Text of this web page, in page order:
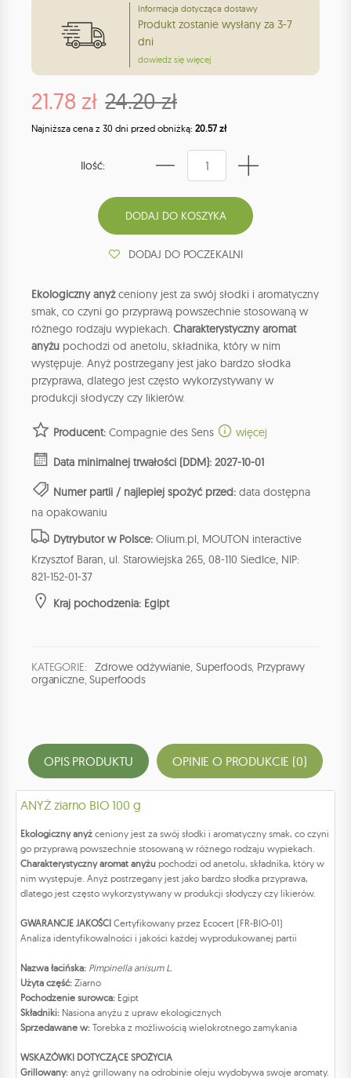
Informacja dotycząca dostawy
Produkt zostanie wysłany za 3-7
dni
dowiedz się więcej
21.78 zł 24.20 zł
Najniższa cena z 30 dni przed obniżką: 20.57 zł
Ilość:
DODAJ DO POCZEKALNI
Ekologiczny anyżceniony jest za swój słodki i aromatyczny
smak, co czyni go przyprawą powszechnie stosowaną w
różnego rodzaju wypiekach. Charakterystyczny aromat
anyżu pochodzi od anetolu, składnika, który w nim
występuje. Anyż postrzegany jest jako bardzo słodka
przyprawa, dlatego jest często wykorzystywany w
produkcji słodyczy czy likierów.
Producent: Compagnie des Sens więcej
Data minimalnej trwałości (DDM): 2027-10-01
Numer partii / najlepiej spożyć przed: data dostępna
na opakowaniu
Dytrybutor w Polsce: Olium.pl, MOUTON interactive
Krzysztof Baran, ul. Starowiejska 265, 08-110 Siedlce, NIP:
821-152-01-37
Kraj pochodzenia: Egipt
KATEGORIE: Zdrowe odżywianie, Superfoods, Przyprawy
organiczne,Superfoods
OPIS PRODUKTU OPINIE O PRODUKCIE (0)
ANYŻ ziarno BIO 100 g
Ekologiczny anyż ceniony jest za swój słodki i aromatyczny smak, co czyni
go przyprawą powszechnie stosowaną w różnego rodzaju wypiekach.
Charakterystyczny aromat anyżu pochodzi od anetolu, składnika, który w
nim występuje. Anyż postrzegany jest jako bardzo słodka przyprawa,
dlatego jest często wykorzystywany w produkcji słodyczy czy likierów.
GWARANCJE JAKOŚCI Certyfikowany przez Ecocert (FR-BIO-01)
Analiza identyfikowalności i jakości każdej wyprodukowanej partii
Nazwa łacińska: Pimpinella anisum L.
Użyta część: Ziarno
Pochodzenie surowca: Egipt
Składniki: Nasiona anyżu z upraw ekologicznych
Sprzedawane w: Torebka z możliwością wielokrotnego zamykania
WSKAZÓWKI DOTYCZĄCE SPOŻYCIA
Grillowany: anyż grillowany na odrobinie oleju wydobywa swoje aromaty.